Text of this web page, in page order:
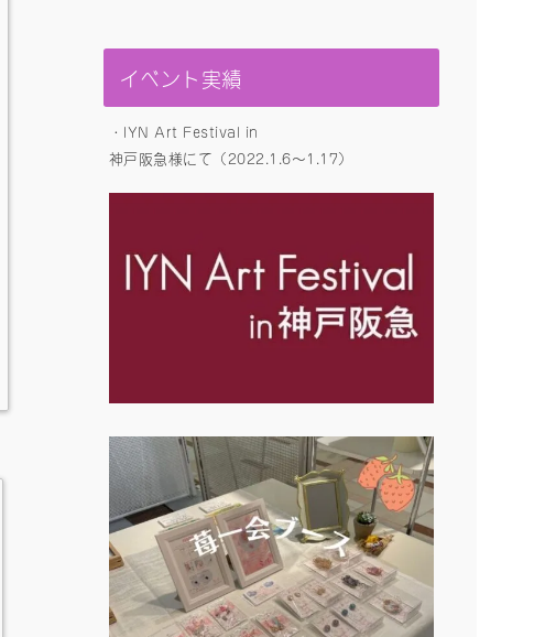
イベント実績
・IYN Art Festival in
神戸阪急様にて（2022.1.6〜1.17）